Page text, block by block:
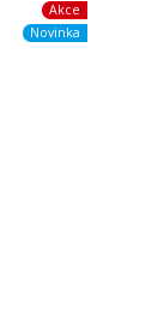
Akce
Novinka